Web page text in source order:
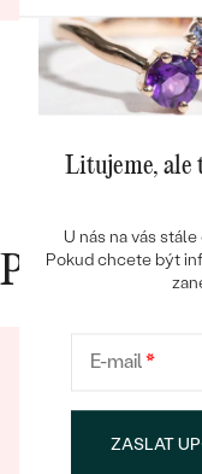
Proč
Litujeme, ale
U nás na vás
Pokud chcete být
E-mail*
ZASLAT